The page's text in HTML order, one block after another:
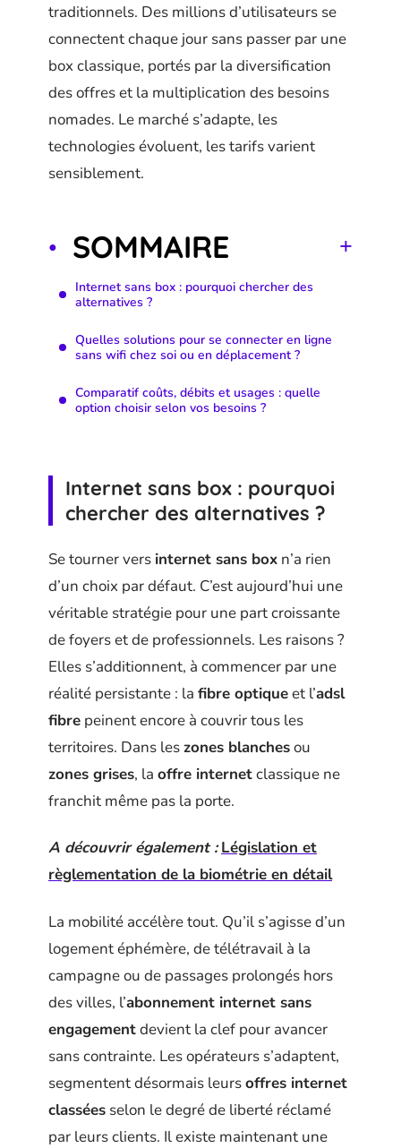
traditionnels. Des millions d’utilisateurs se
connectent chaque jour sans passer par une
box classique, portés par la diversification
des offres et la multiplication des besoins
nomades. Le marché s’adapte, les
technologies évoluent, les tarifs varient
sensiblement.
SOMMAIRE
Internet sans box : pourquoi chercher des
alternatives ?
Quelles solutions pour se connecter en ligne
sans wifi chez soi ou en déplacement ?
Comparatif coûts, débits et usages : quelle
option choisir selon vos besoins ?
Internet sans box : pourquoi
chercher des alternatives ?
Se tourner vers internet sans box n’a rien
d’un choix par défaut. C’est aujourd’hui une
véritable stratégie pour une part croissante
de foyers et de professionnels. Les raisons ?
Elles s’additionnent, à commencer par une
réalité persistante : la fibre optiqueet l’adsl
fibre peinent encore à couvrir tous les
territoires. Dans leszones blanchesou
zones grises, la offre internetclassique ne
franchit même pas la porte.
A découvrir également : Législation et
règlementation de la biométrie en détail
La mobilité accélère tout. Qu’il s’agisse d’un
logement éphémère, de télétravail à la
campagne ou de passages prolongés hors
des villes, l’abonnement internet sans
engagementdevient la clef pour avancer
sans contrainte. Les opérateurs s’adaptent,
segmentent désormais leursoffres internet
classées selon le degré de liberté réclamé
par leurs clients. Il existe maintenant une